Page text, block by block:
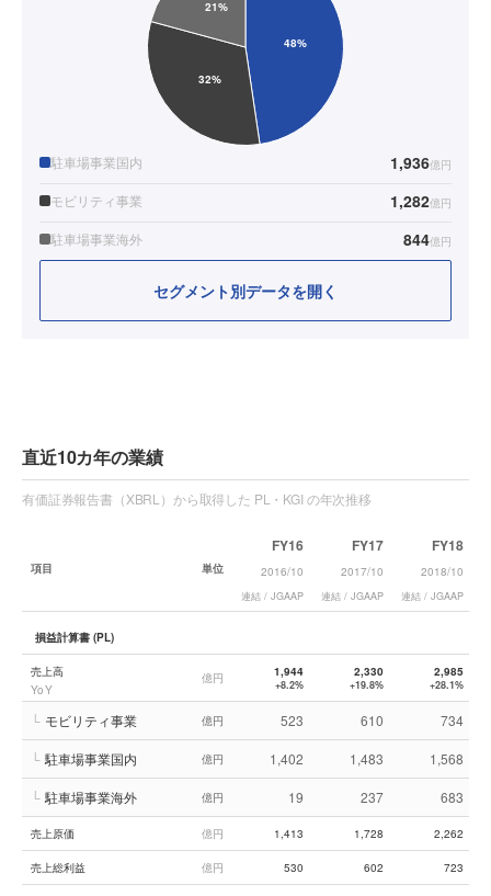
駐車場事業国内 1,936億円
モビリティ事業 1,282億円
駐車場事業海外 844億円
セグメント別データを開く
直近10カ年の業績
有価証券報告書（XBRL）から取得した PL・KGI の年次推移
項目 単位
FY16
2016/10
連結 / JGAAP
FY17
2017/10
連結 / JGAAP
FY18
2018/10
連結 / JGAAP
損益計算書 (PL)
売上高
YoY
億円 1,944
+8.2%
2,330
+19.8%
2,985
+28.1%
└ モビリティ事業 億円 523 610 734
└ 駐車場事業国内 億円 1,402 1,483 1,568
└ 駐車場事業海外 億円 19 237 683
売上原価 億円 1,413 1,728 2,262
売上総利益 億円 530 602 723